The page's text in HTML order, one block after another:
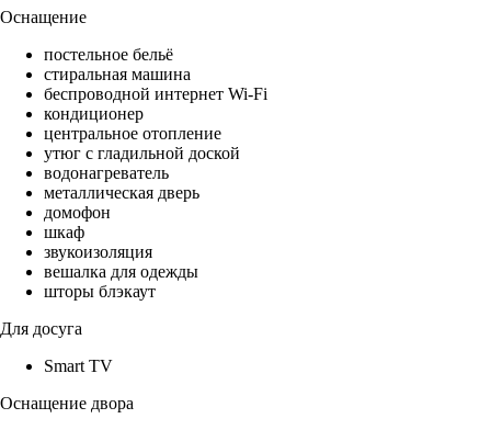
Оснащение
постельное бельё
стиральная машина
беспроводной интернет Wi-Fi
кондиционер
центральное отопление
утюг с гладильной доской
водонагреватель
металлическая дверь
домофон
шкаф
звукоизоляция
вешалка для одежды
шторы блэкаут
Для досуга
Smart TV
Оснащение двора